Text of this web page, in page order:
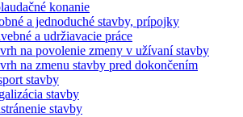
konanie
a jednoduché stavby, prípojky
a udržiavacie práce
na povolenie zmeny v užívaní stavby
na zmenu stavby pred dokončením
stavby
stavby
stavby